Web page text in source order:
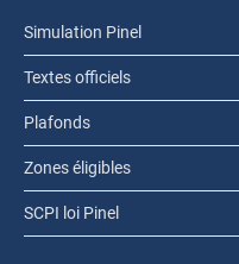
Simulation Pinel
Textes officiels
Plafonds
Zones éligibles
SCPI loi Pinel